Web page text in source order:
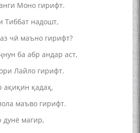
Моно гирифт.
Тиббат надошт,
чӣ маъно гирифт?
ба абр андар аст,
Лайло гирифт.
ақиқин қадаҳ,
маъво гирифт.
дунё магир,